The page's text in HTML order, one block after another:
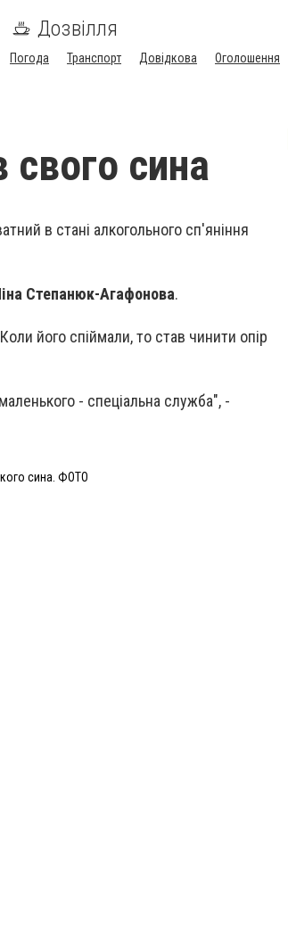
Дозвілля
Погода Транспорт Довідкова Оголошення
свого сина
в стані алкогольного сп'яніння
Степанюк-Агафонова.
його спіймали, то став чинити опір
- спеціальна служба", -
сина. ФОТО